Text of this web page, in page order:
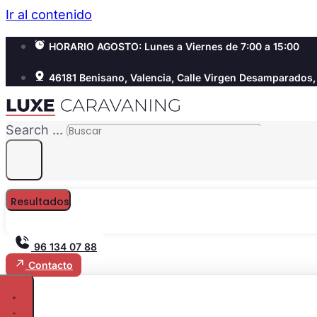
Ir al contenido
HORARIO AGOSTO: Lunes a Viernes de 7:00 a 15:00
46181 Benisano, Valencia, Calle Virgen
Search ...
Resultados
96 134 07 88
Contacto